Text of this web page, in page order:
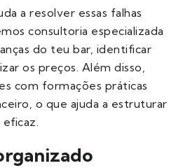
a resolver essas falhas
consultoria especializada
do teu bar, identificar
os preços. Além disso,
com formações práticas
o que ajuda a estruturar